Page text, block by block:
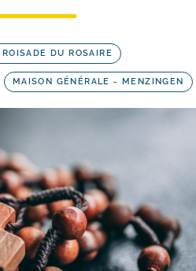
DU ROSAIRE
MAISON GÉNÉRALE - MENZINGEN